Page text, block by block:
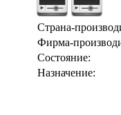
Страна-
Фирма-
Состояние:
Назначение: